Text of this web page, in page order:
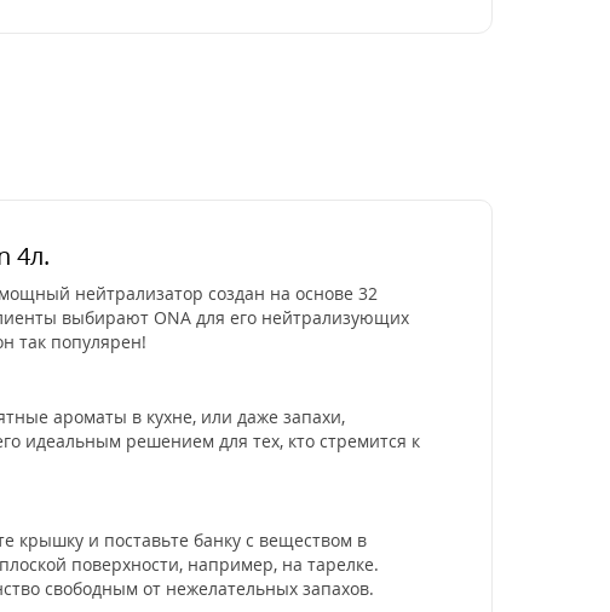
4л.
нейтрализатор создан на основе 32
выбирают ONA для его нейтрализующих
так популярен!
ароматы в кухне, или даже запахи,
идеальным решением для тех, кто стремится к
крышку и поставьте банку с веществом в
поверхности, например, на тарелке.
свободным от нежелательных запахов.